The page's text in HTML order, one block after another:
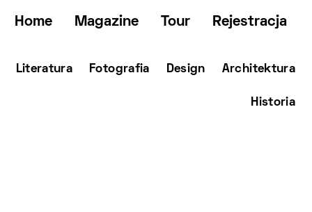
Home Magazine Tour Rejestracja
Literatura Fotografia Design Architektura
Historia